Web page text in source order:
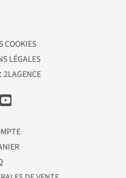
COOKIES
LÉGALES
2LAGENCE